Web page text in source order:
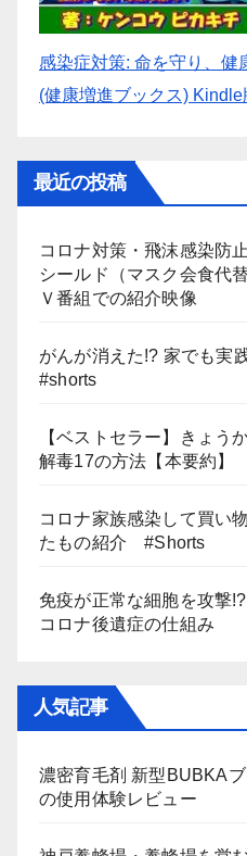
感染症対策: 命を守り、健
(健康増進ブックス) Kindle
最近の投稿
コロナ対策・飛沫感染防
シールド（マスク会食代
Ｖ番組での紹介映像
がんが消えた!? 家でも実
#shorts
【ベストセラー】きょう
解毒17の方法【本要約】
コロナ家族感染して買い
たもの紹介 #Shorts
免疫が正常な細胞を攻撃
コロナ後遺症の仕組み
人気記事
濃密育毛剤 新型BUBKA
の使用体験レビュー